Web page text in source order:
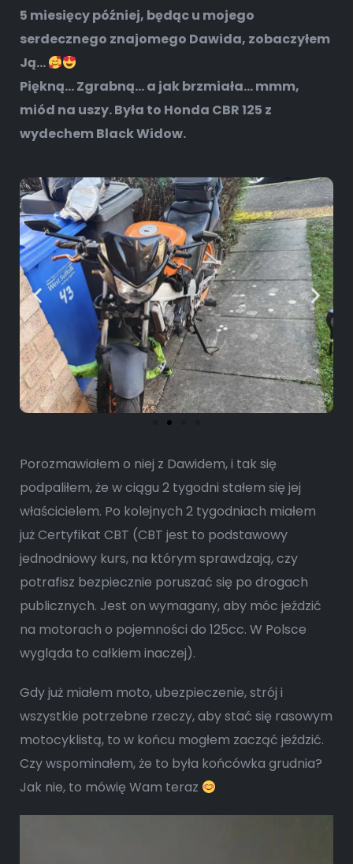
5 miesięcy później, będąc u mojego
serdecznego znajomego Dawida, zobaczyłem
Ją…
Piękną… Zgrabną… a jak brzmiała… mmm,
miód na uszy. Była to Honda CBR 125 z
wydechem Black Widow.
Porozmawiałem o niej z Dawidem, i tak się
podpaliłem, że w ciągu 2 tygodni stałem się jej
właścicielem. Po kolejnych 2 tygodniach miałem
już Certyfikat CBT (CBT jest to podstawowy
jednodniowy kurs, na którym sprawdzają, czy
potrafisz bezpiecznie poruszać się po drogach
publicznych. Jest on wymagany, aby móc jeździć
na motorach o pojemności do 125cc. W Polsce
wygląda to całkiem inaczej).
Gdy już miałem moto, ubezpieczenie, strój i
wszystkie potrzebne rzeczy, aby stać się rasowym
motocyklistą, to w końcu mogłem zacząć jeździć.
Czy wspominałem, że to była końcówka grudnia?
Jak nie, to mówię Wam teraz